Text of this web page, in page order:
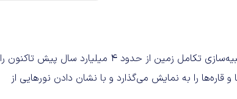
«دیوید رابرتس» محقق علوم کامپیوتر ویدیویی شگفت انگیز از شبیه‌سازی تکامل زمین از حدود ۴ میلیارد سال پیش تاکنون را
را به نمایش می‌گذارد و با نشان دادن نورهایی از